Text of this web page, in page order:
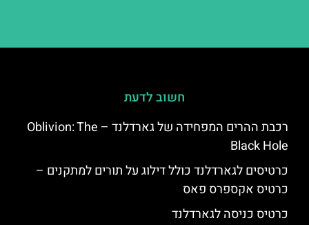
חשוב לדעת
רכבת ההרים המפחידה של גארדלנד – Oblivion: The
Black Hole
כרטיסים לגארדלנד כולל דילוג על תורים למתקנים –
כרטיס אקספרס פאס
כרטיס כניסה לגארדלנד